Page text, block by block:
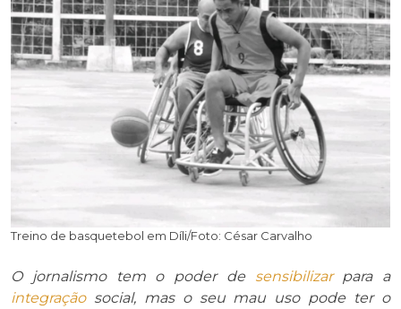
Treino de basquetebol em Díli/Foto: César Carvalho
O jornalismo tem o poder de sensibilizarpara a
integraçãosocial, mas o seu mau uso pode ter o